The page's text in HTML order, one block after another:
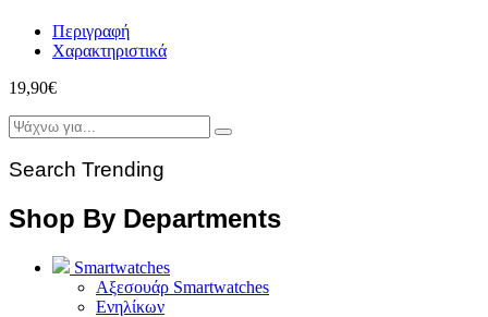
Περιγραφή
Χαρακτηριστικά
19,90€
Search Trending
Shop By Departments
Smartwatches
Αξεσουάρ Smartwatches
Ενηλίκων